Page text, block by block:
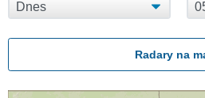
Radary na